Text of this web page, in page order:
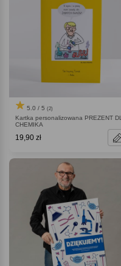
5.0 / 5 (2)
Kartka personalizowana PREZENT
CHEMIKA
19,90 zł